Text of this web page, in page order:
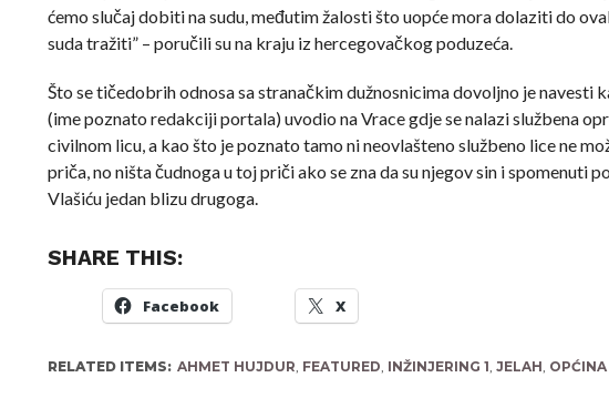
ćemo slučaj dobiti na sudu, međutim žalosti što uopće mora dolaziti do
suda tražiti” – poručili su na kraju iz hercegovačkog poduzeća.
Što se tičedobrih odnosa sa stranačkim dužnosnicima dovoljno je navesti
(ime poznato redakciji portala) uvodio na Vrace gdje se nalazi službena
civilnom licu, a kao što je poznato tamo ni neovlašteno službeno lice ne
priča, no ništa čudnoga u toj priči ako se zna da su njegov sin i spomenuti
Vlašiću jedan blizu drugoga.
SHARE THIS:
Facebook X
RELATED ITEMS: AHMET HUJDUR, FEATURED, INŽINJERING 1, JELAH,